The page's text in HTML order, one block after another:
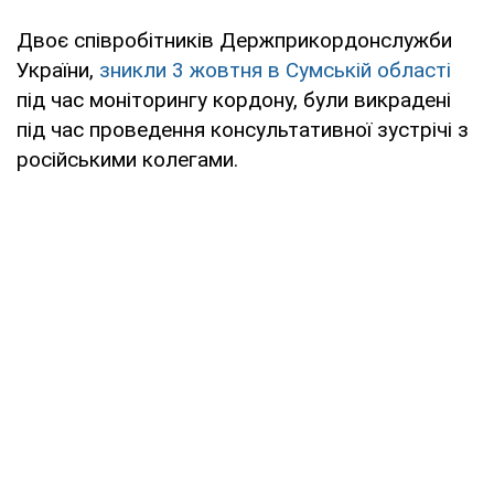
Двоє співробітників Держприкордонслужби
України, зникли 3 жовтня в Сумській області
під час моніторингу кордону, були викрадені
під час проведення консультативної зустрічі з
російськими колегами.